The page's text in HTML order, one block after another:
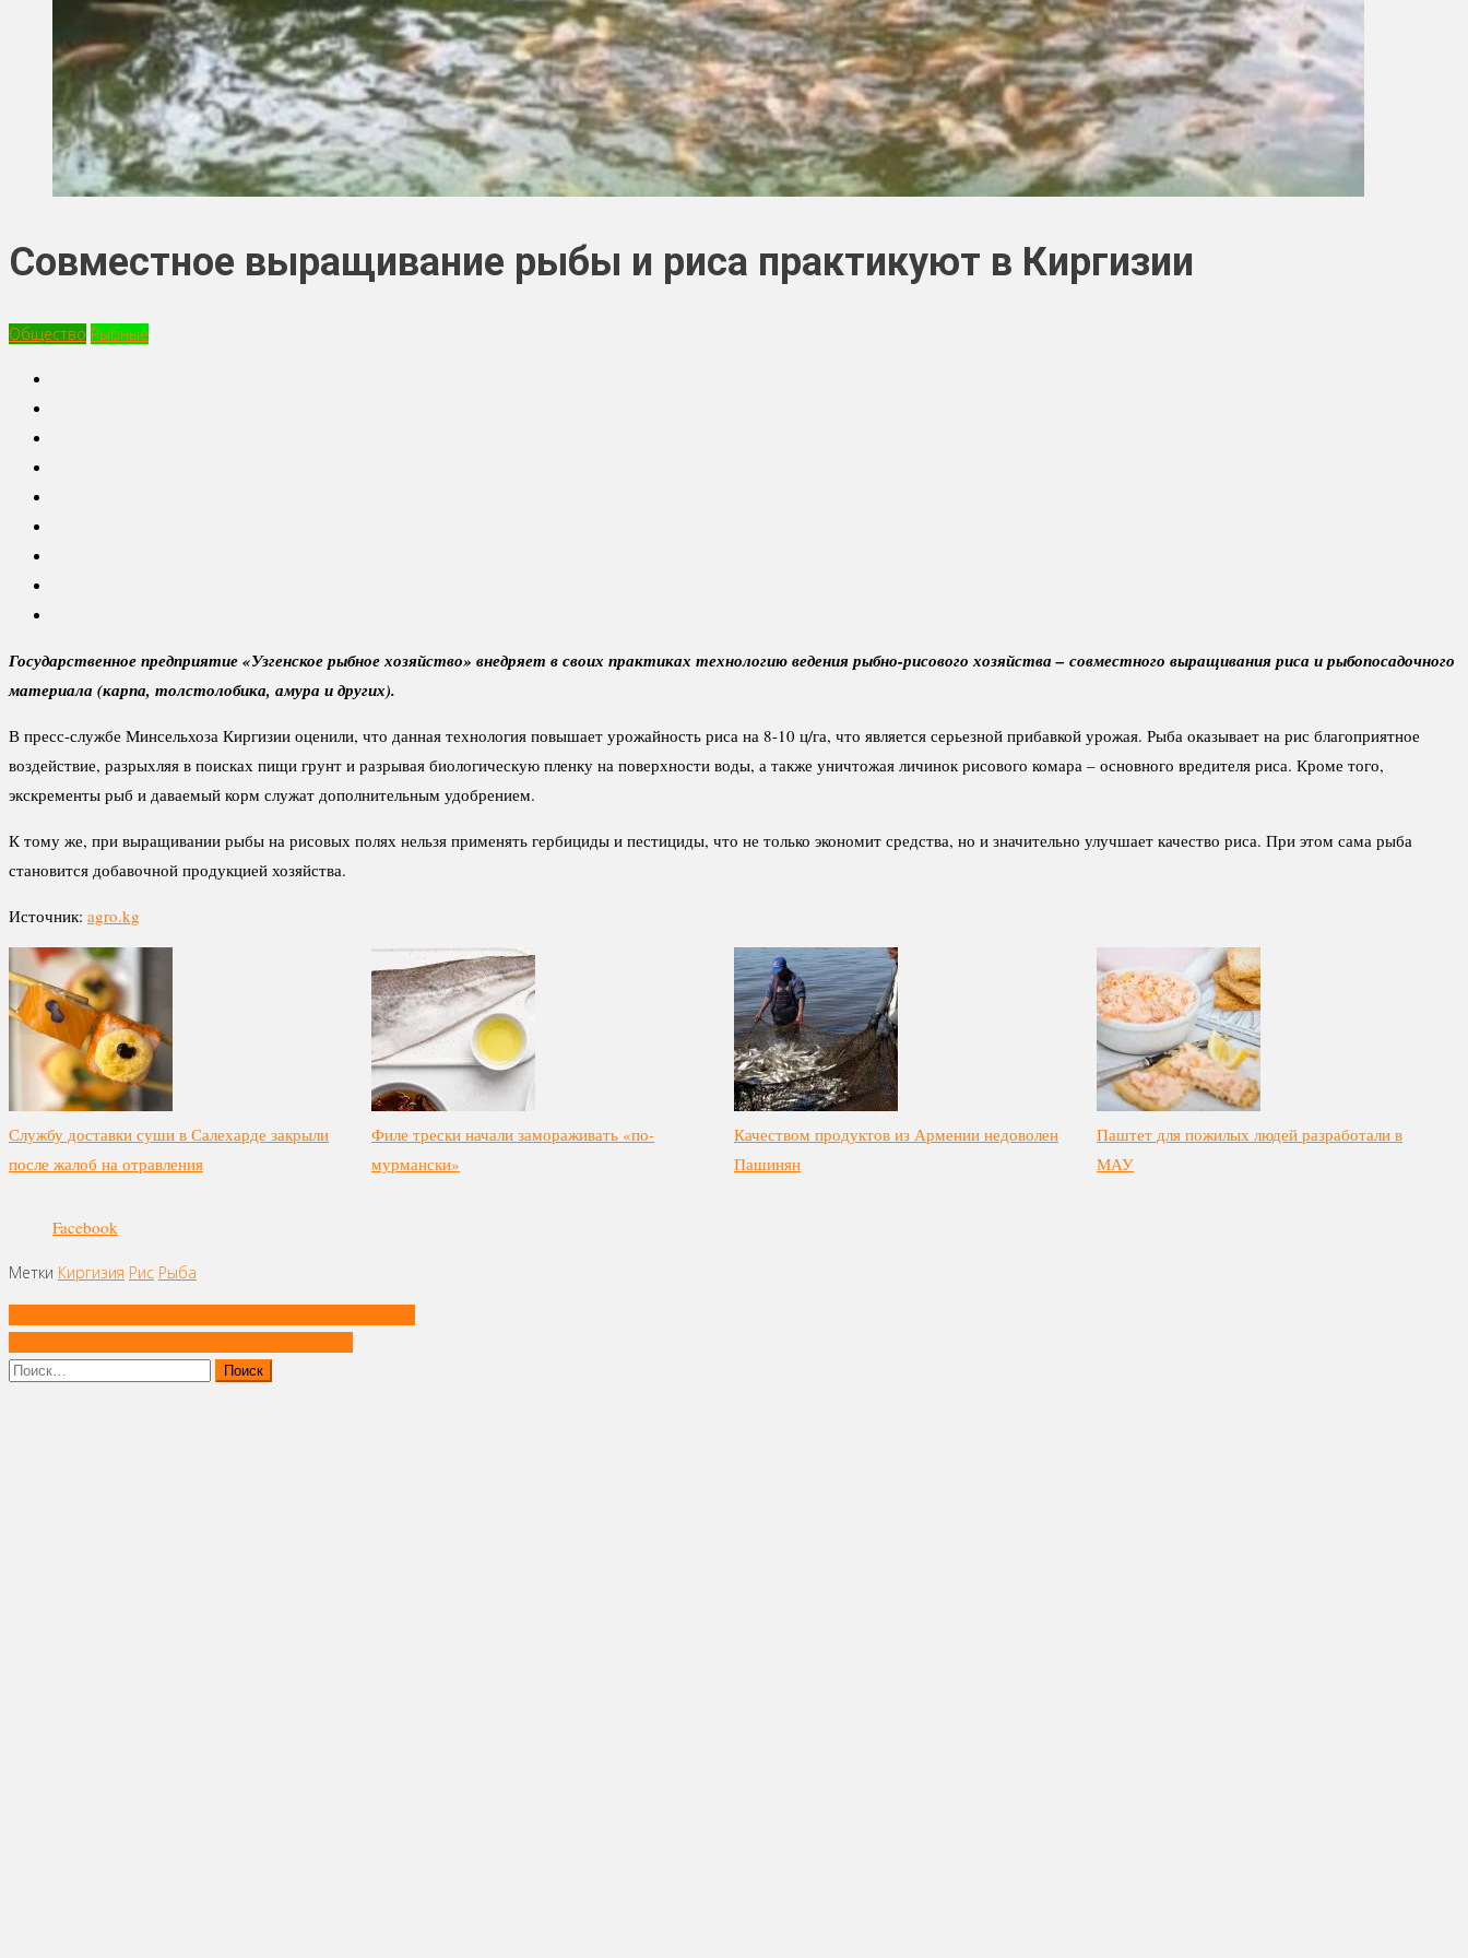
Совместное выращивание рыбы и риса практикуют в Киргизии
Общество Рыбные
Государственное предприятие «Узгенское рыбное хозяйство» внедряет в своих практиках технологию ведения рыбно-рисового хозяйства – совместного выращивания риса и рыбопосадочного
материала (карпа, толстолобика, амура и других).
В пресс-службе Минсельхоза Киргизии оценили, что данная технология повышает урожайность риса на 8-10 ц/га, что является серьезной прибавкой урожая. Рыба оказывает на рис благоприятное
воздействие, разрыхляя в поисках пищи грунт и разрывая биологическую пленку на поверхности воды, а также уничтожая личинок рисового комара – основного вредителя риса. Кроме того,
экскременты рыб и даваемый корм служат дополнительным удобрением.
К тому же, при выращивании рыбы на рисовых полях нельзя применять гербициды и пестициды, что не только экономит средства, но и значительно улучшает качество риса. При этом сама рыба
становится добавочной продукцией хозяйства.
Источник: agro.kg
Службу доставки суши в Салехарде закрыли
после жалоб на отравления
Филе трески начали замораживать «по-
мурмански»
Качеством продуктов из Армении недоволен
Пашинян
Паштет для пожилых людей разработали в
МАУ
Facebook
Метки Киргизия Рис Рыба
записям
Найти: